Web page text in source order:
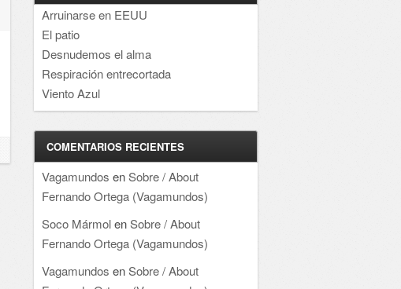
Arruinarse en EEUU
El patio
Desnudemos el alma
Respiración entrecortada
Viento Azul
COMENTARIOS RECIENTES
Vagamundos enSobre / About
Fernando Ortega (Vagamundos)
Soco MármolenSobre / About
Fernando Ortega (Vagamundos)
Vagamundos enSobre / About